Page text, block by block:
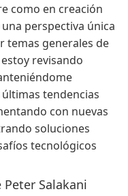
como en creación
perspectiva única
temas generales de
revisando
tendencias
con nuevas
soluciones
tecnológicos
Salakani